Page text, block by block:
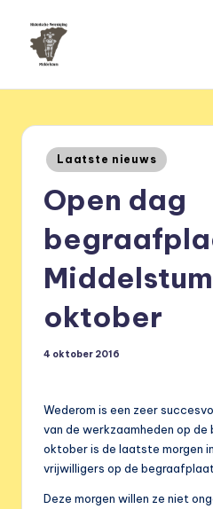
Geplaatst
in
Laatste nieuws
Open dag
oktober
4 oktober 2016
Wederom is een zeer
van de werkzaamheden op
oktober is de laatste morgen
vrijwilligers op de
Deze morgen willen ze niet